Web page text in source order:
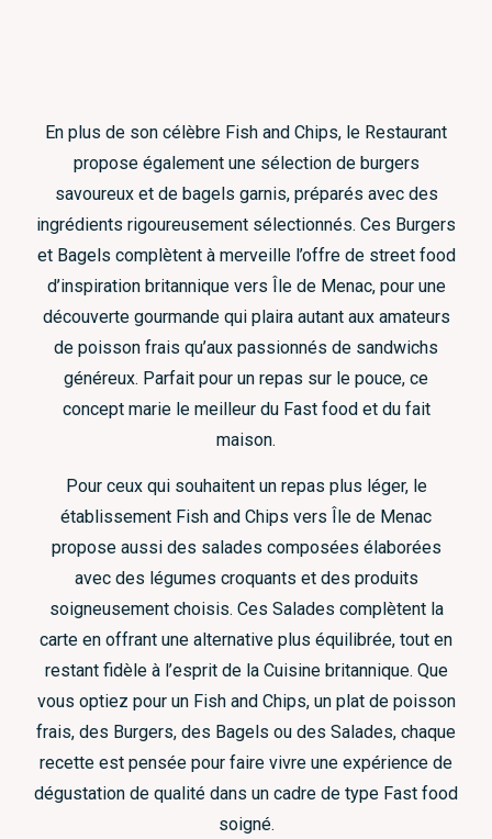
En plus de son célèbre Fish and Chips, le Restaurant
propose également une sélection de burgers
savoureux et de bagels garnis, préparés avec des
ingrédients rigoureusement sélectionnés. Ces Burgers
et Bagels complètent à merveille l’offre de street food
d’inspiration britannique vers Île de Menac, pour une
découverte gourmande qui plaira autant aux amateurs
de poisson frais qu’aux passionnés de sandwichs
généreux. Parfait pour un repas sur le pouce, ce
concept marie le meilleur du Fast food et du fait
maison.
Pour ceux qui souhaitent un repas plus léger, le
établissement Fish and Chips vers Île de Menac
propose aussi des salades composées élaborées
avec des légumes croquants et des produits
soigneusement choisis. Ces Salades complètent la
carte en offrant une alternative plus équilibrée, tout en
restant fidèle à l’esprit de la Cuisine britannique. Que
vous optiez pour un Fish and Chips, un plat de poisson
frais, des Burgers, des Bagels ou des Salades, chaque
recette est pensée pour faire vivre une expérience de
dégustation de qualité dans un cadre de type Fast food
soigné.